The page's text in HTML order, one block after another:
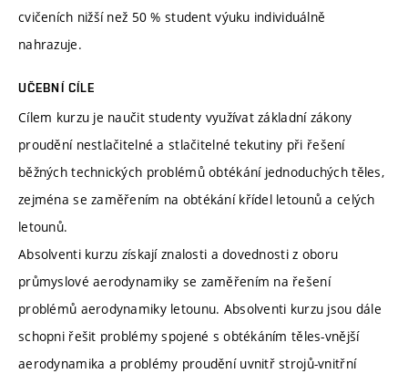
cvičeních nižší než 50 % student výuku individuálně
nahrazuje.
UČEBNÍ CÍLE
Cílem kurzu je naučit studenty využívat základní zákony
proudění nestlačitelné a stlačitelné tekutiny při řešení
běžných technických problémů obtékání jednoduchých těles,
zejména se zaměřením na obtékání křídel letounů a celých
letounů.
Absolventi kurzu získají znalosti a dovednosti z oboru
průmyslové aerodynamiky se zaměřením na řešení
problémů aerodynamiky letounu. Absolventi kurzu jsou dále
schopni řešit problémy spojené s obtékáním těles-vnější
aerodynamika a problémy proudění uvnitř strojů-vnitřní